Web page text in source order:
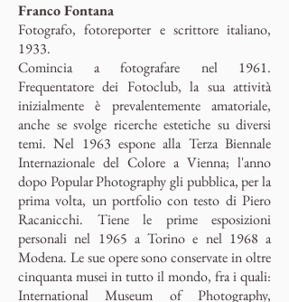
Franco Fontana
Fotografo, fotoreporter e scrittore italiano,
1933.
Comincia a fotografare nel 1961.
Frequentatore dei Fotoclub, la sua attività
inizialmente è prevalentemente amatoriale,
anche se svolge ricerche estetiche su diversi
temi. Nel 1963 espone alla Terza Biennale
Internazionale del Colore a Vienna; l'anno
dopo Popular Photography gli pubblica, per la
prima volta, un portfolio con testo di Piero
Racanicchi. Tiene le prime esposizioni
personali nel 1965 a Torino e nel 1968 a
Modena. Le sue opere sono conservate in oltre
cinquanta musei in tutto il mondo, fra i quali:
International Museum of Photography,